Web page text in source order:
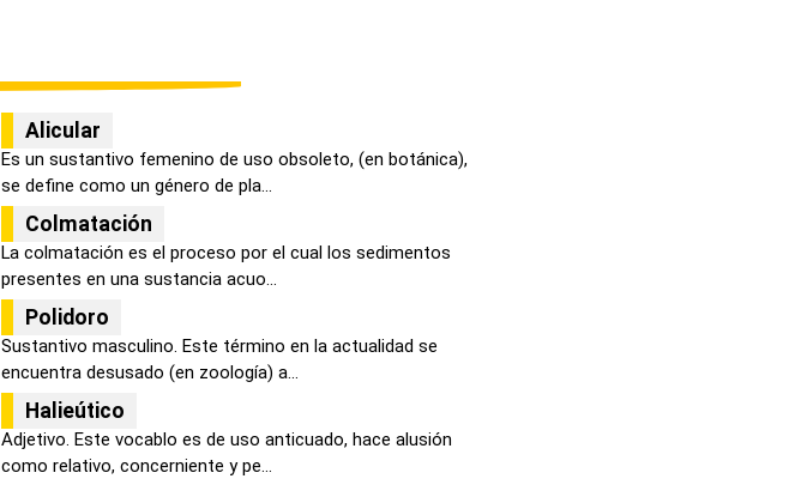
Alicular
Es un sustantivo femenino de uso obsoleto, (en botánica),
se define como un género de pla...
Colmatación
La colmatación es el proceso por el cual los sedimentos
presentes en una sustancia acuo...
Polidoro
Sustantivo masculino. Este término en la actualidad se
encuentra desusado (en zoología) a...
Halieútico
Adjetivo. Este vocablo es de uso anticuado, hace alusión
como relativo, concerniente y pe...